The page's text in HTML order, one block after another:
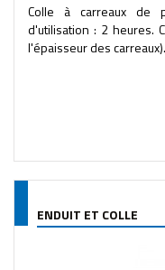
Colle à carreaux de
d'utilisation : 2 heures.
l'épaisseur des
ENDUIT ET COLLE